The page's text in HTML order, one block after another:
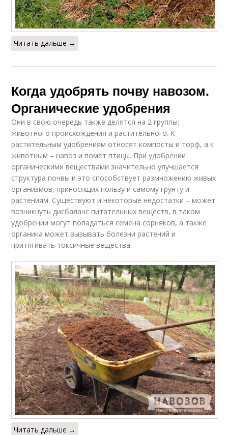
Читать дальше →
Когда удобрять почву навозом.
Органические удобрения
Они в свою очередь также делятся на 2 группы:
животного происхождения и растительного. К
растительным удобрениям относят компосты и торф, а к
животным – навоз и помет птицы. При удобрении
органическими веществами значительно улучшается
структура почвы и это способствует размножению живых
организмов, приносящих пользу и самому грунту и
растениям. Существуют и некоторые недостатки – может
возникнуть дисбаланс питательных веществ, в таком
удобрении могут попадаться семена сорняков, а также
органика может вызывать болезни растений и
притягивать токсичные вещества.
Читать дальше →